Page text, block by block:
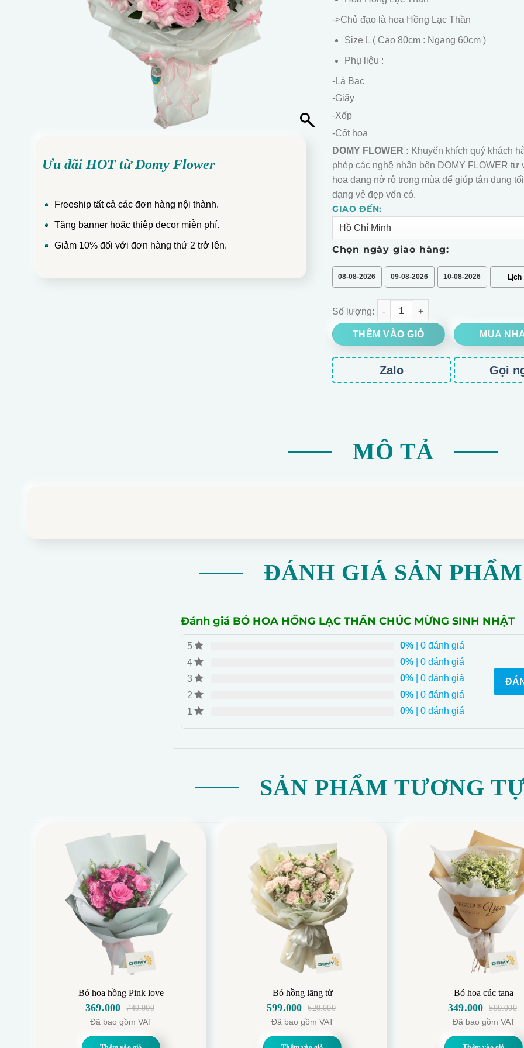
Ưu đãi HOT từ Domy Flower
Freeship tất cả các đơn hàng nội thành.
Tặng banner hoặc thiệp decor miễn phí.
Giảm 10% đối với đơn hàng thứ 2 trở lên.
->Chủ đạo là hoa Hồng Lạc Thần
Size L ( Cao 80cm : Ngang 60cm )
Phụ liệu :
-Lá Bạc
-Giấy
-Xốp
-Cốt hoa
DOMY FLOWER : Khuyến khích quý khách
phép các nghệ nhân bên DOMY FLOWER tư
hoa đang nở rộ trong mùa để giúp tận dụng
dạng vẻ đẹp vốn có.
GIAO ĐẾN:
Chọn ngày giao hàng:
08-08-2026 09-08-2026 10-08-2026
BÓ HOA HỒNG LẠC THẦN CHÚC MỪNG SINH
THÊM VÀO GIỎ MUA
Alternative:
Zalo Gọi
MÔ TẢ
ĐÁNH GIÁ SẢN PHẨM
Đánh giá BÓ HOA HỒNG LẠC THẦN CHÚC MỪNG SINH NHẬT
5 0%| 0 đánh giá
4
0%| 0 đánh giá
3
0%| 0 đánh giá
2
0%| 0 đánh giá
1
0%| 0 đánh giá
SẢN PHẨM TƯƠNG
Bó hoa hồng Pink love
749.000
Giá
gốc
là:
369.000
Giá
hiện
tại
Đã bao gồm VAT
Bó hồng lãng tử
620.000
Giá
gốc
là:
599.000
Giá
hiện
tại
Đã bao gồm VAT
Bó hoa cúc tana
599.000
Giá
gốc
là:
349.000
Giá
hiện
tại
Đã bao gồm VAT